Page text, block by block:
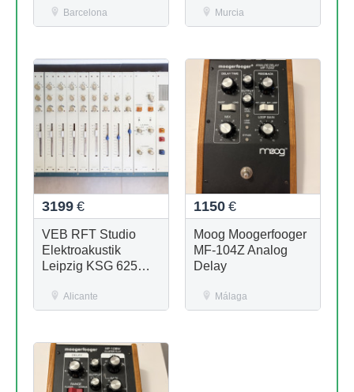
Barcelona Murcia
3199 €
VEB RFT Studio
Elektroakustik
Leipzig KSG 625
Alicante
1150 €
Moog Moogerfooger
MF-104Z Analog
Delay
Málaga